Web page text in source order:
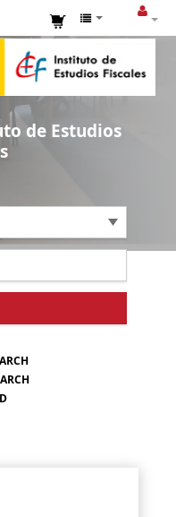
de Estudios